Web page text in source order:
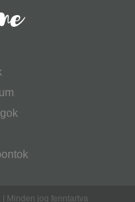
Minden jog fenntartva